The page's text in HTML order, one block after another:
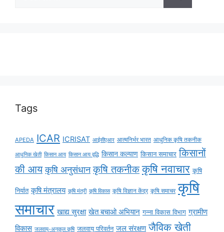
Tags
APEDA ICAR ICRISAT आईसीएआर आत्मनिर्भर भारत आधुनिक कृषि तकनीक
आधुनिक खेती किसान आय किसान आय वृद्धि किसान कल्याण किसान समाचार किसानों
की आय कृषि अनुसंधान कृषि तकनीक कृषि नवाचार कृषि
निर्यात कृषि मंत्रालय कृषि मंत्री कृषि विकास कृषि विज्ञान केंद्र कृषि समाचर कृषि
समाचार खाद्य सुरक्षा खेत बचाओ अभियान गन्ना विकास विभाग ग्रामीण
विकास जलवायु-अनुकूल कृषि जलवायु परिवर्तन जल संरक्षण जैविक खेती